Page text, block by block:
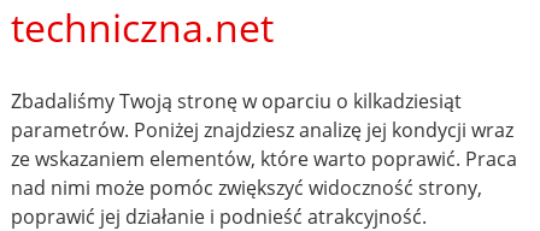
techniczna.net
Zbadaliśmy Twoją stronę w oparciu o kilkadziesiąt
parametrów. Poniżej znajdziesz analizę jej kondycji wraz
ze wskazaniem elementów, które warto poprawić. Praca
nad nimi może pomóc zwiększyć widoczność strony,
poprawić jej działanie i podnieść atrakcyjność.